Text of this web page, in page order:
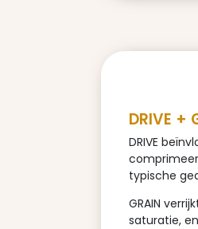
DRIVE +
DRIVE
typische
GRAIN
saturatie,